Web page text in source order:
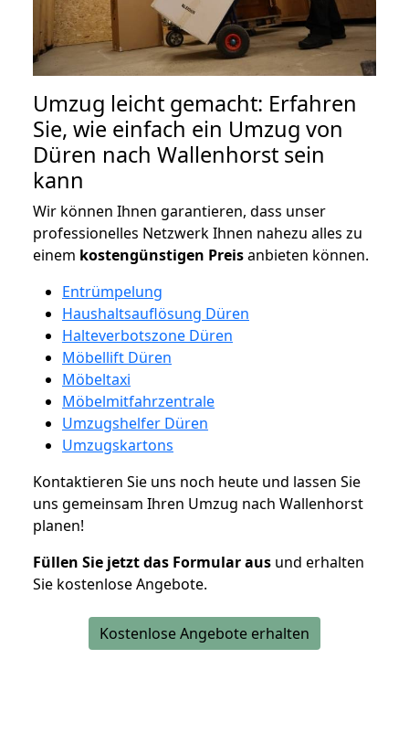
Umzug leicht gemacht: Erfahren
Sie, wie einfach ein Umzug von
Düren nach Wallenhorst sein
kann
Wir können Ihnen garantieren, dass unser
professionelles Netzwerk Ihnen nahezu alles zu
einem kostengünstigen Preisanbieten können.
Entrümpelung
Haushaltsauflösung Düren
Halteverbotszone Düren
Möbellift Düren
Möbeltaxi
Möbelmitfahrzentrale
Umzugshelfer Düren
Umzugskartons
Kontaktieren Sie uns noch heute und lassen Sie
uns gemeinsam Ihren Umzug nach Wallenhorst
planen!
Füllen Sie jetzt das Formular aus und erhalten
Sie kostenlose Angebote.
Kostenlose Angebote erhalten